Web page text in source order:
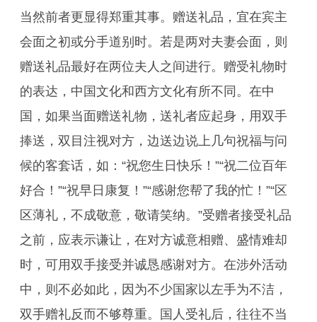
当然前者更显得郑重其事。赠送礼品，宜在宾主
会面之初或分手道别时。若是两对夫妻会面，则
赠送礼品最好在两位夫人之间进行。赠受礼物时
的表达，中国文化和西方文化有所不同。在中
国，如果当面赠送礼物，送礼者应起身，用双手
捧送，双目注视对方，边送边说上几句祝福与问
候的客套话，如：“祝您生日快乐！”“祝二位百年
好合！”“祝早日康复！”“感谢您帮了我的忙！”“区
区薄礼，不成敬意，敬请笑纳。”受赠者接受礼品
之前，应表示谦让，在对方诚意相赠、盛情难却
时，可用双手接受并诚恳感谢对方。在涉外活动
中，则不必如此，因为不少国家以左手为不洁，
双手赠礼反而不够尊重。国人受礼后，往往不当